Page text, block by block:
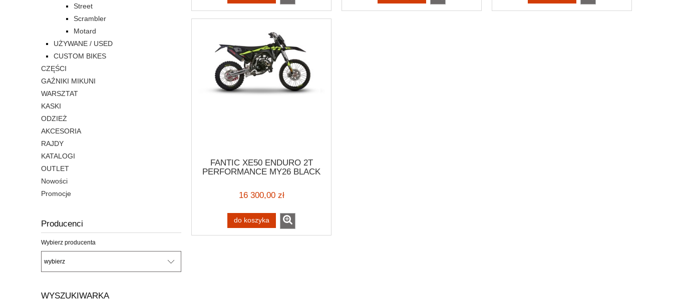
Street
Scrambler
Motard
UŻYWANE / USED
CUSTOM BIKES
CZĘŚCI
GAŹNIKI MIKUNI
WARSZTAT
KASKI
ODZIEŻ
AKCESORIA
RAJDY
KATALOGI
OUTLET
Nowości
Promocje
Producenci
Wybierz producenta
WYSZUKIWARKA
FANTIC XE50 ENDURO 2T
PERFORMANCE MY26 BLACK
16 300,00 zł
do koszyka